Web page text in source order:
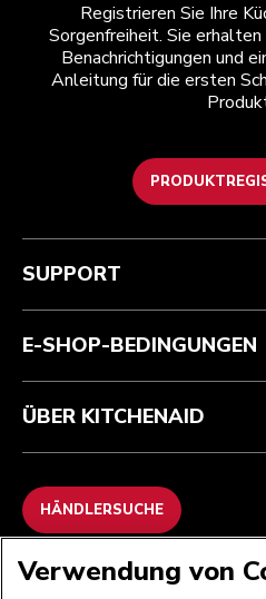
Registrieren Sie Ihre
Sorgenfreiheit. Sie
Benachrichtigungen und
Anleitung für die ersten
Health Check
Verfolgen Sie Ihre Bestellung
Garantie und Dokumente
Häufig gestellte fragen
Teilnahmebedingungen
Rückgaben und Erstattungen
Impressum
ODR
Die Marke
Händlersuche
SUPPORT
E-SHOP-BEDINGUNGEN
ÜBER KITCHENAID
HÄNDLERSUCHE
WIR
Verwendung von